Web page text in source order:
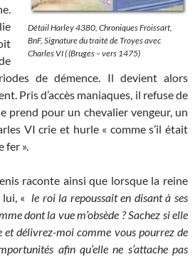
Détail Harley 4380, Chroniques Froissart,
BnF, Signature du traité de Troyes avec
Charles VI ( (Bruges – vers 1475)
de démence. Il devient alors
Pris d’accès maniaques, il refuse de
prend pour un chevalier vengeur, un
VI crie et hurle « comme s’il était
fer ».
raconte ainsi que lorsque la reine
« le roi la repoussait en disant à ses
dont la vue m’obsède ? Sachez si elle
et délivrez-moi comme vous pourrez de
afin qu’elle ne s’attache pas